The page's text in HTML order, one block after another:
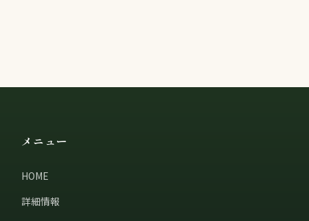
メニュー
HOME
詳細情報